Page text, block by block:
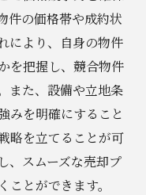
ための提案
事例
た販売促進
最大価値を引き
のリフォーム術
件の価格帯や成約状
により、自身の物件
を把握し、競合物件
また、設備や立地条
みを明確にすること
略を立てることが可
、スムーズな売却プ
とができます。